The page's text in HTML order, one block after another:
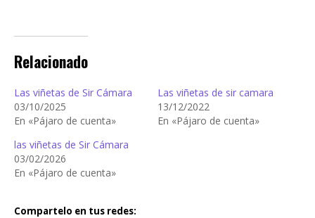
Relacionado
Las viñetas de Sir Cámara
03/10/2025
En «Pájaro de cuenta»
Las viñetas de sir camara
13/12/2022
En «Pájaro de cuenta»
las viñetas de Sir Cámara
03/02/2026
En «Pájaro de cuenta»
Compartelo en tus redes: